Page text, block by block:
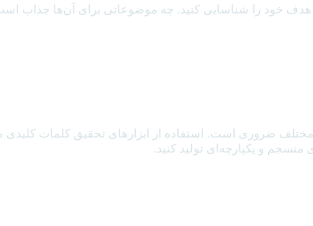
هدف خود را شناسایی کنید. چه موضوعاتی برای آن‌ها
ضروری است. استفاده از ابزارهای تحقیق کلمات کلیدی
و یکپارچه‌ای تولید کنید.